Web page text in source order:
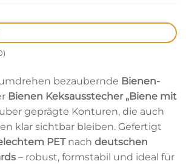
bezaubernde Bienen-
Bienen Keksausstecher „Biene mit
geprägte Konturen, die auch
klar sichtbar bleiben. Gefertigt
PETnach deutschen
– robust, formstabil und ideal für